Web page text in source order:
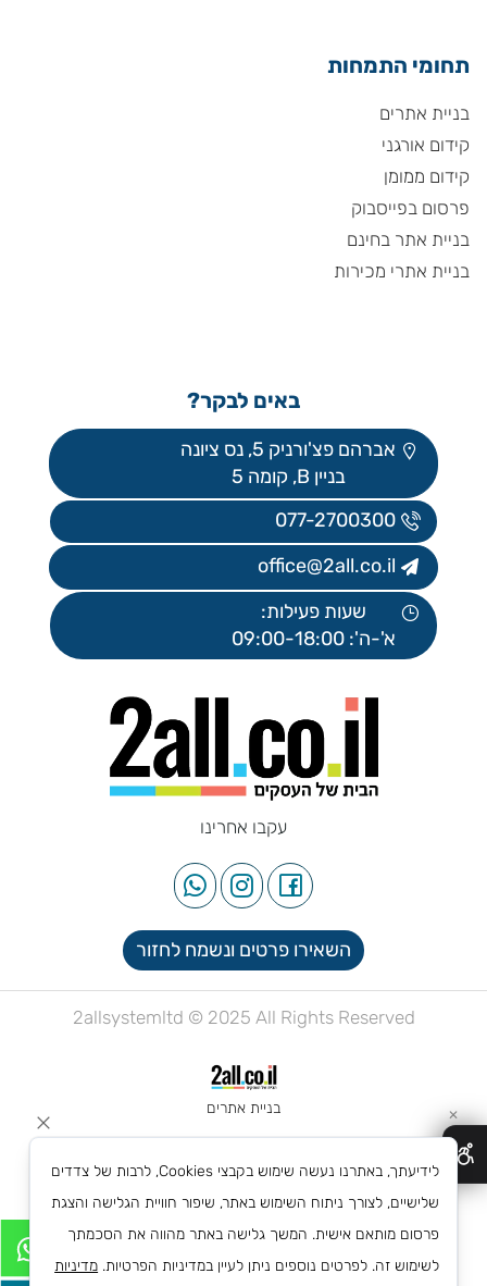
תחומי התמחות
בניית אתרים
קידום אורגני
קידום ממומן
פרסום בפייסבוק
בניית אתר בחינם
בניית אתרי מכירות
באים לבקר?
אברהם פצ'ורניק 5, נס ציונה
בניין B, קומה 5
077-2700300
office@2all.co.il
שעות פעילות:
א'-ה': 09:00-18:00
עקבו אחרינו
השאירו פרטים ונשמח לחזור
2allsystemltd © 2025 All Rights Reserved
בניית אתרים ✕
לידיעתך, באתרנו נעשה שימוש בקבצי Cookies, לרבות של צדדים
שלישיים, לצורך ניתוח השימוש באתר, שיפור חוויית הגלישה והצגת
פרסום מותאם אישית. המשך גלישה באתר מהווה את הסכמתך
לשימוש זה. לפרטים נוספים ניתן לעיין במדיניות הפרטיות. מדיניות